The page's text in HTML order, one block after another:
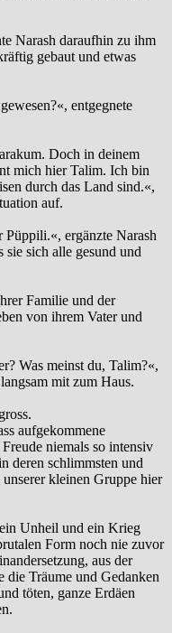
Narash daraufhin zu ihm
gebaut und etwas
entgegnete
Doch in deinem
mich hier Talim. Ich bin
durch das Land sind.«,
auf.
ergänzte Narash
sie sich alle gesund und
Familie und der
von ihrem Vater und
Was meinst du, Talim?«,
mit zum Haus.
aufgekommene
niemals so intensiv
deren schlimmsten und
kleinen Gruppe hier
Unheil und ein Krieg
Form noch nie zuvor
aus der
die Träume und Gedanken
töten, ganze Erdäen